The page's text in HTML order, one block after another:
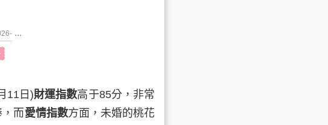
...
11日)財運指數高于85分，非常
而愛情指數方面，未婚的桃花